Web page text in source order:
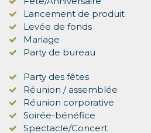
Lancement de produit
Levée de fonds
Mariage
Party de bureau
Party des fêtes
Réunion / assemblée
Réunion corporative
Soirée-bénéfice
Spectacle/Concert